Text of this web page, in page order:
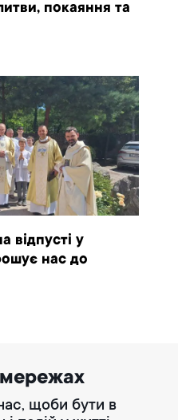
покаяння та
відпусті у
нас до
щоби бути в